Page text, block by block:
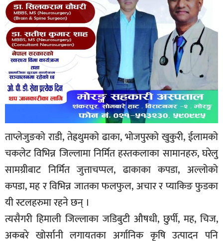
ताप्लेजुङको राडी, तेह्रथुमको ढाका, भोजपुरको खुकुरी, ईलामको
चकलेट विभिन्न जिल्लामा निर्मित हस्तकलाका सामानहरु, घरेलु
सामग्रीबाट निर्मित जुत्ताचप्पल, ढाकाका कपडा, अल्लोको
कपडा, मह र विभिन्न जातका फलफुल, अचार र प्याकिङ फुडका
यी स्टलहरुमा रहने छन् ।
त्यसैगरी हिमाली जिल्लाका जडिबुटी औषधी, छुर्पी, मह, चिज,
अकबरे खोर्सानी लगायतका अर्गानिक कृषि उत्पादन पनि